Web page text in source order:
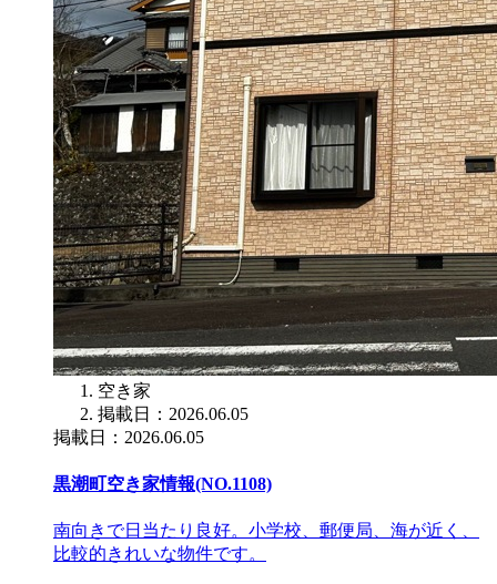
空き家
掲載日：2026.06.05
掲載日：2026.06.05
黒潮町空き家情報(NO.1108)
南向きで日当たり良好。小学校、郵便局、海が近く、
比較的きれいな物件です。